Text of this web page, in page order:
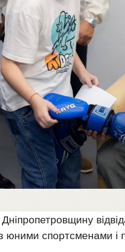
юними спортсменами і